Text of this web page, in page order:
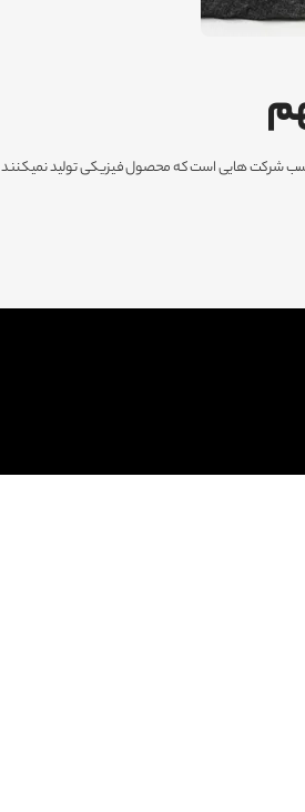
شرکت هایی است که محصول فیزیکی تولید نمیکنند